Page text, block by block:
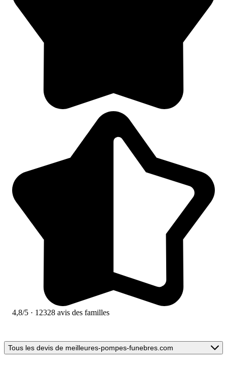
4,8/5 · 12328 avis des familles
Tous les devis de meilleures-pompes-funebres.com